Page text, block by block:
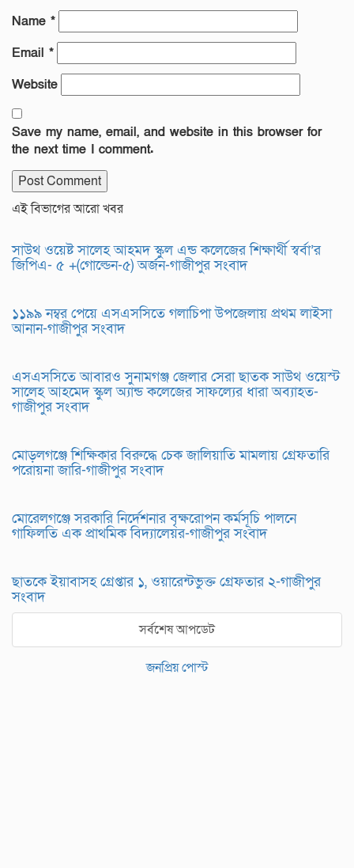
Name *
Email *
Website
Save my name, email, and website in this browser for
the next time I comment.
এই বিভাগের আরো খবর
সাউথ ওয়েষ্ট সালেহ আহমদ স্কুল এন্ড কলেজের শিক্ষার্থী স্বর্বা’র
জিপিএ- ৫ +(গোল্ডেন-৫) অর্জন-গাজীপুর সংবাদ
১১৯৯ নম্বর পেয়ে এসএসসিতে গলাচিপা উপজেলায় প্রথম লাইসা
আনান-গাজীপুর সংবাদ
এসএসসিতে আবারও সুনামগঞ্জ জেলার সেরা ছাতক সাউথ ওয়েস্ট
সালেহ আহমেদ স্কুল অ্যান্ড কলেজের সাফল্যের ধারা অব্যাহত-
গাজীপুর সংবাদ
মোড়লগঞ্জে শিক্ষিকার বিরুদ্ধে চেক জালিয়াতি মামলায় গ্রেফতারি
পরোয়না জারি-গাজীপুর সংবাদ
মোরেলগঞ্জে সরকারি নির্দেশনার বৃক্ষরোপন কর্মসূচি পালনে
গাফিলতি এক প্রাথমিক বিদ্যালেয়র-গাজীপুর সংবাদ
ছাতকে ইয়াবাসহ গ্রেপ্তার ১, ওয়ারেন্টভুক্ত গ্রেফতার ২-গাজীপুর
সংবাদ
সর্বশেষ আপডেট
জনপ্রিয় পোস্ট